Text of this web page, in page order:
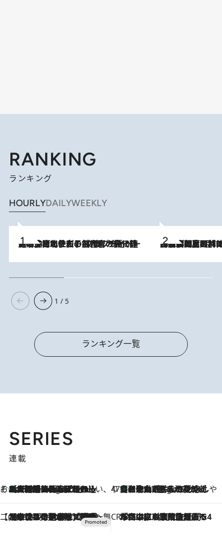
RANKING
ランキング
HOURLYDAILYWEEKLY
2026.8.3
《「文士の子ども被害者の会」発足！》阿川佐和子（72）が語る遠藤周作に北杜夫、劇作家・矢代静一の子どもたちの“文豪プライベート事件簿” 2026.8.8
「最後に見られてよかった」上野動物園の東園パンダ舎が解体前に特別公開。8月16日まで延長されたパネル展と共に辿る“半世紀”のパンダ飼育《解体工事の図面あり》
1 / 5
ランキング一覧
SERIES
連載
そおだよおこの関西おいしい、おやつ紀行8 Hours Ago
［大阪府箕面市］一皿一皿目の前で仕上げられる、料理を巧みに組み込んだアシェットデセールコース「ミチル アシェット デセール（Michiru assiette dessert）」 47都道府県の手みやげ ひんやりスイーツで夏を満喫
8 Hours Ago
【和歌山県】この夏絶対食べたい 冷やしておいしいおやつ3選 みかんがごろっと丸ごと入ったジュレ
【CREA×星野リゾート】唯一無二。癒しと発見が待つ場所へ
2026.8.7
【トンボの足水浴】ヒノキの香りに包まれて涼感マックス！約13℃の湧水かけ流しを避暑地「星野温泉 トンボの湯」で体験 CREA'S CHOICE
2026.8.7
「立川にも歌舞伎があるんだよ」 片岡仁左衛門・市川中車ら豪華座組みで4年目の立川立飛歌舞伎へ